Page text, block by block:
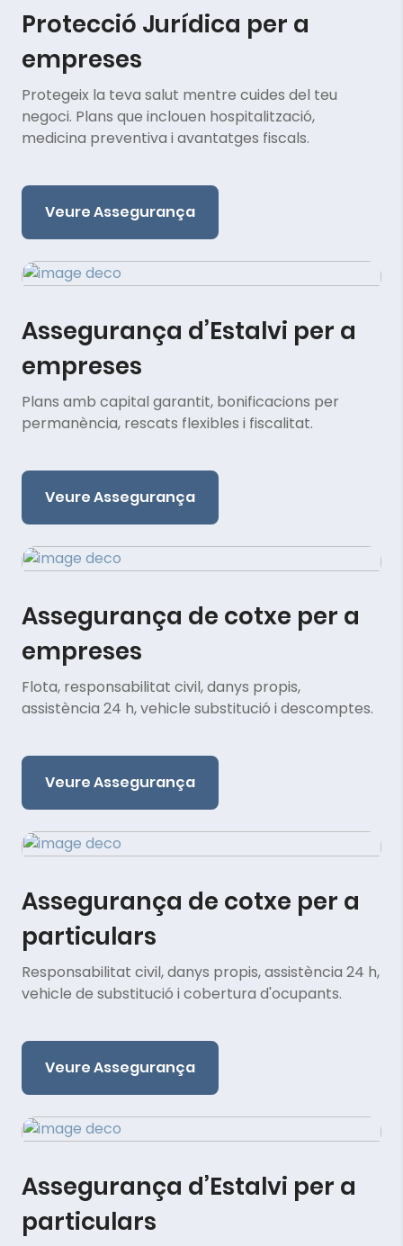
Protecció Jurídica per a
empreses
Protegeix la teva salut mentre cuides del teu
negoci. Plans que inclouen hospitalització,
medicina preventiva i avantatges fiscals.
Veure Assegurança
Assegurança d’Estalvi per a
empreses
Plans amb capital garantit, bonificacions per
permanència, rescats flexibles i fiscalitat.
Veure Assegurança
Assegurança de cotxe per a
empreses
Flota, responsabilitat civil, danys propis,
assistència 24 h, vehicle substitució i descomptes.
Veure Assegurança
Assegurança de cotxe per a
particulars
Responsabilitat civil, danys propis, assistència 24 h,
vehicle de substitució i cobertura d'ocupants.
Veure Assegurança
Assegurança d’Estalvi per a
particulars